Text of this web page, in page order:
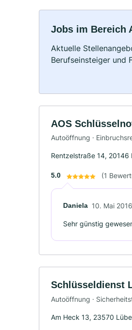
Jobs im Bereich
Aktuelle
Berufseinsteiger und
AOS
Autoöffnung ·
Rentzelstraße 14, 20146
5.0 (1
Daniela 10. Mai 2016
Sehr günstig
Schlüsseldienst
Autoöffnung ·
Am Heck 13, 23570